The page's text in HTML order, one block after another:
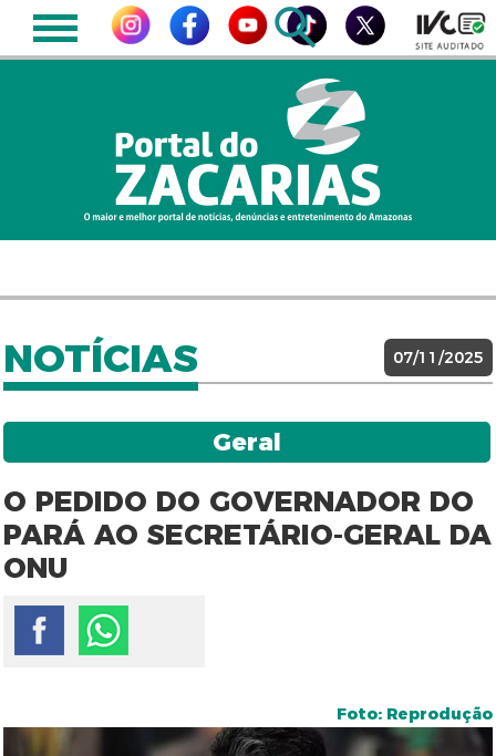
NOTÍCIAS 07/11/2025
Geral
O PEDIDO DO GOVERNADOR DO
PARÁ AO SECRETÁRIO-GERAL DA
ONU
Foto: Reprodução